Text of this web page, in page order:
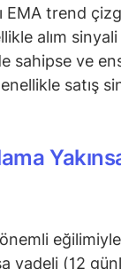
EMA trend
alım
ve
satış
vadeli (12